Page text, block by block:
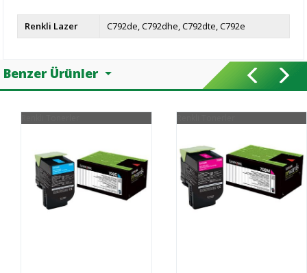
Renkli Lazer C792de C792dhe C792dte C792e
Benzer Ürünler